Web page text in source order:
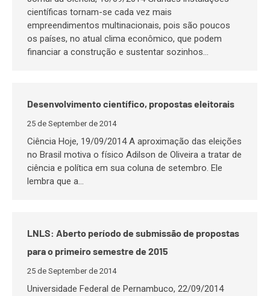
científicas tornam-se cada vez mais
empreendimentos multinacionais, pois são poucos
os países, no atual clima econômico, que podem
financiar a construção e sustentar sozinhos…
Desenvolvimento científico, propostas eleitorais
25 de September de 2014
Ciência Hoje, 19/09/2014 A aproximação das eleições
no Brasil motiva o físico Adilson de Oliveira a tratar de
ciência e política em sua coluna de setembro. Ele
lembra que a…
LNLS: Aberto período de submissão de propostas
para o primeiro semestre de 2015
25 de September de 2014
Universidade Federal de Pernambuco, 22/09/2014